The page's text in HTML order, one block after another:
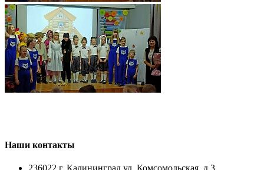
Наши контакты
236022 г. Калининград ул. Комсомольская, д.3